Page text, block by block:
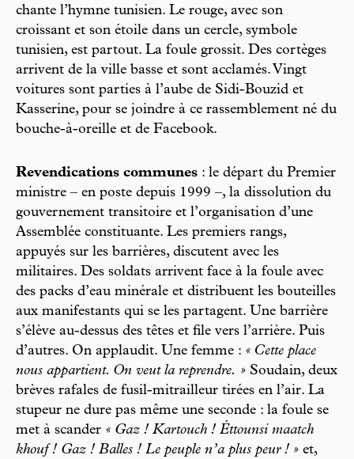
chante l’hymne tunisien. Le rouge, avec son
croissant et son étoile dans un cercle, symbole
tunisien, est partout. La foule grossit. Des cortèges
arrivent de la ville basse et sont acclamés. Vingt
voitures sont parties à l’aube de Sidi-Bouzid et
Kasserine, pour se joindre à ce rassemblement né du
bouche-à-oreille et de Facebook.
Revendications communes : le départ du Premier
ministre – en poste depuis 1999 –, la dissolution du
gouvernement transitoire et l’organisation d’une
Assemblée constituante. Les premiers rangs,
appuyés sur les barrières, discutent avec les
militaires. Des soldats arrivent face à la foule avec
des packs d’eau minérale et distribuent les bouteilles
aux manifestants qui se les partagent. Une barrière
s’élève au-dessus des têtes et file vers l’arrière. Puis
d’autres. On applaudit. Une femme : « Cette place
nous appartient. On veut la reprendre. » Soudain, deux
brèves rafales de fusil-mitrailleur tirées en l’air. La
stupeur ne dure pas même une seconde : la foule se
met à scander « Gaz ! Kartouch ! Éttounsi maatch
khouf ! Gaz ! Balles ! Le peuple n’a plus peur ! » et,